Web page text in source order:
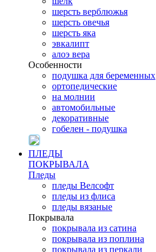
шерсть верблюжья
шерсть овечья
шерсть яка
эвкалипт
алоэ вера
Особенности
подушка для беременных
ортопедические
на молнии
автомобильные
декоративные
гобелен - подушка
ПЛЕДЫ
ПОКРЫВАЛА
Пледы
пледы Велсофт
пледы из флиса
пледы вязаные
Покрывала
покрывала из сатина
покрывала из поплина
покрывала из перкали